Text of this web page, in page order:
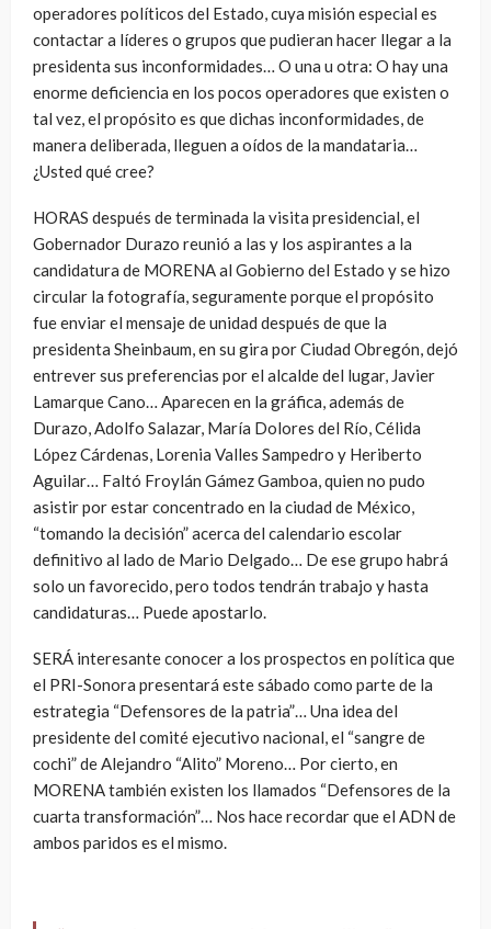
operadores políticos del Estado, cuya misión especial es
contactar a líderes o grupos que pudieran hacer llegar a la
presidenta sus inconformidades… O una u otra: O hay una
enorme deficiencia en los pocos operadores que existen o
tal vez, el propósito es que dichas inconformidades, de
manera deliberada, lleguen a oídos de la mandataria…
¿Usted qué cree?
HORAS después de terminada la visita presidencial, el
Gobernador Durazo reunió a las y los aspirantes a la
candidatura de MORENA al Gobierno del Estado y se hizo
circular la fotografía, seguramente porque el propósito
fue enviar el mensaje de unidad después de que la
presidenta Sheinbaum, en su gira por Ciudad Obregón, dejó
entrever sus preferencias por el alcalde del lugar, Javier
Lamarque Cano… Aparecen en la gráfica, además de
Durazo, Adolfo Salazar, María Dolores del Río, Célida
López Cárdenas, Lorenia Valles Sampedro y Heriberto
Aguilar… Faltó Froylán Gámez Gamboa, quien no pudo
asistir por estar concentrado en la ciudad de México,
“tomando la decisión” acerca del calendario escolar
definitivo al lado de Mario Delgado… De ese grupo habrá
solo un favorecido, pero todos tendrán trabajo y hasta
candidaturas… Puede apostarlo.
SERÁ interesante conocer a los prospectos en política que
el PRI-Sonora presentará este sábado como parte de la
estrategia “Defensores de la patria”… Una idea del
presidente del comité ejecutivo nacional, el “sangre de
cochi” de Alejandro “Alito” Moreno… Por cierto, en
MORENA también existen los llamados “Defensores de la
cuarta transformación”… Nos hace recordar que el ADN de
ambos paridos es el mismo.